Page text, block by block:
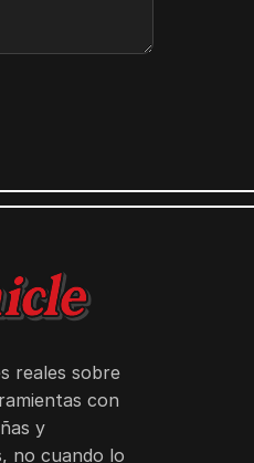
reales sobre
con
y
no cuando lo